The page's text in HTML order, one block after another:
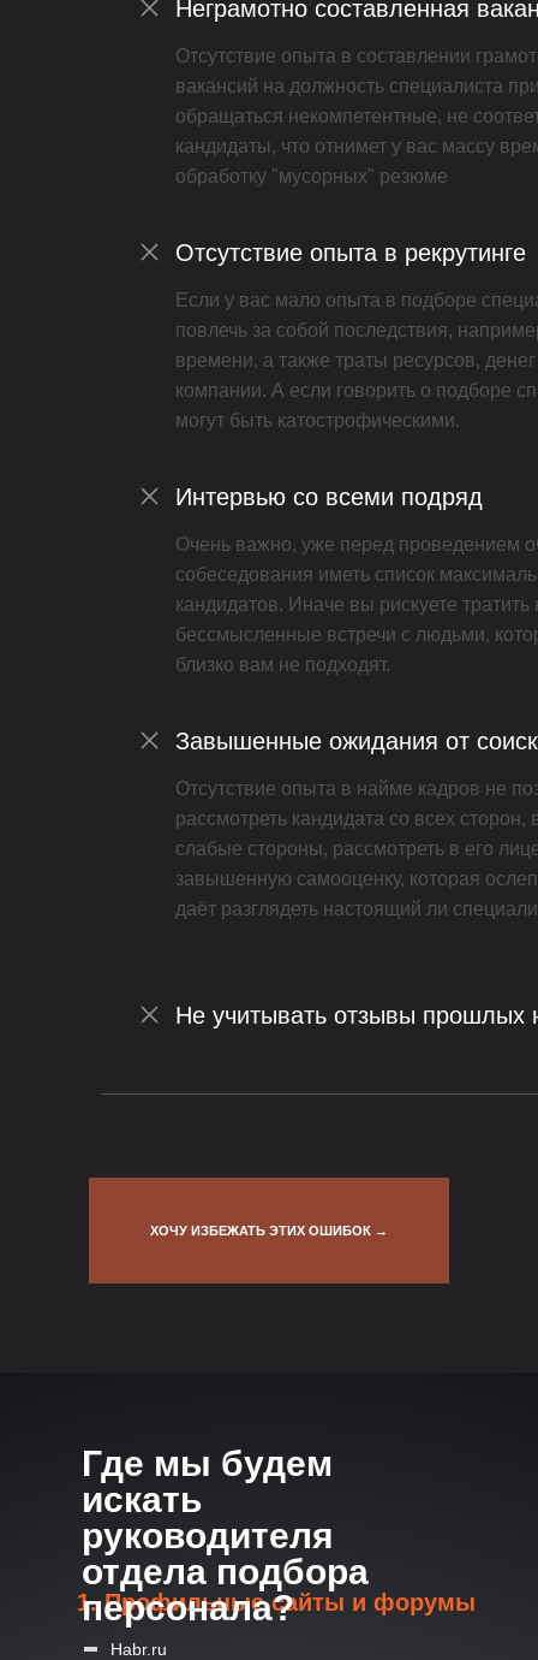
Неграмотно составленная
Отсутствие опыта в составлении
вакансий на должность специалиста
обращаться некомпетентные, не
кандидаты, что отнимет у вас массу
обработку "мусорных" резюме
Отсутствие опыта в рекрутинге
Если у вас мало опыта в подборе
повлечь за собой последствия,
времени, а также траты ресурсов,
компании. А если говорить о подборе
могут быть катострофическими.
Интервью со всеми подряд
Очень важно, уже перед проведением
собеседования иметь список
кандидатов. Иначе вы рискуете
бессмысленные встречи с людьми,
близко вам не подходят.
Завышенные ожидания от
Не учитывать отзывы прошлых
Отсутствие опыта в найме кадров не
рассмотреть кандидата со всех
слабые стороны, рассмотреть в его
завышенную самооценку, которая
даёт разглядеть настоящий ли
ХОЧУ ИЗБЕЖАТЬ ЭТИХ ОШИБОК →
1. Профильные сайты и форумы
Habr.ru
Где мы будем
искать
руководителя
отдела подбора
персонала?